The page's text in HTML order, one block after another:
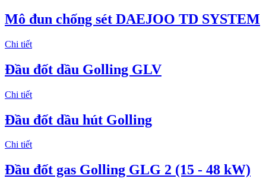
Mô đun chống sét DAEJOO TD SYSTEM
Chi tiết
Đầu đốt dầu Golling GLV
Chi tiết
Đầu đốt dầu hút Golling
Chi tiết
Đầu đốt gas Golling GLG 2 (15 - 48 kW)